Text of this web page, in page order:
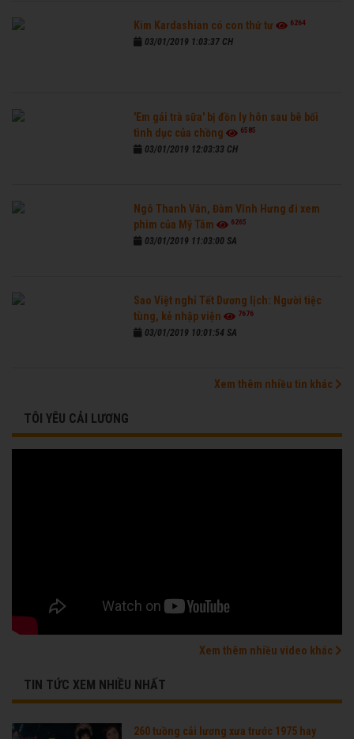
Kim Kardashian có con thứ tư 6264
03/01/2019 1:03:37 CH
'Em gái trà sữa' bị đồn ly hôn sau bê bối
tình dục của chồng
6585
03/01/2019 12:03:33 CH
Ngô Thanh Vân, Đàm Vĩnh Hưng đi xem
phim của Mỹ Tâm
6265
03/01/2019 11:03:00 SA
Sao Việt nghỉ Tết Dương lịch: Người tiệc
tùng, kẻ nhập viện
7676
03/01/2019 10:01:54 SA
Xem thêm nhiều tin khác
TÔI YÊU CẢI LƯƠNG
Xem thêm nhiều video khác
TIN TỨC XEM NHIỀU NHẤT
260 tuồng cải lương xưa trước 1975 hay